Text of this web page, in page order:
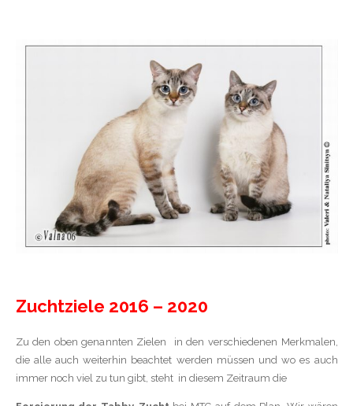
Zuchtziele 2016 – 2020
Zu den oben genannten Zielen in den verschiedenen Merkmalen,
die alle auch weiterhin beachtet werden müssen und wo es auch
immer noch viel zu tun gibt, steht in diesem Zeitraum die